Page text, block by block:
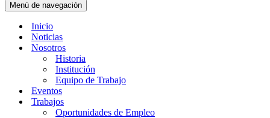
Menú de navegación
Inicio
Noticias
Nosotros
Historia
Institución
Equipo de Trabajo
Eventos
Trabajos
Oportunidades de Empleo